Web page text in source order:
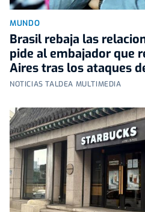
MUNDO
Brasil rebaja las
pide al embajador que
Aires tras los ataques
NOTICIAS TALDEA MULTIMEDIA